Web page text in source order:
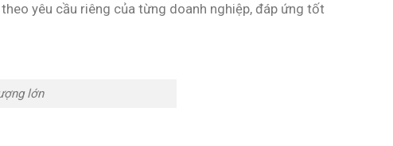
yêu cầu riêng của từng doanh nghiệp, đáp ứng tốt
lớn